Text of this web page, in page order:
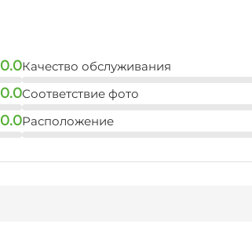
0.0
0.0
0.0
Качество обслуживания
Соответствие фото
Расположение